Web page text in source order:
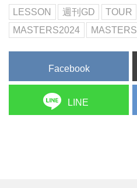
LESSON 週刊GD TOUR
MASTERS2024
MASTERS
Facebook
LINE